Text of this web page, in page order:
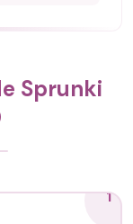
Sprunki
1